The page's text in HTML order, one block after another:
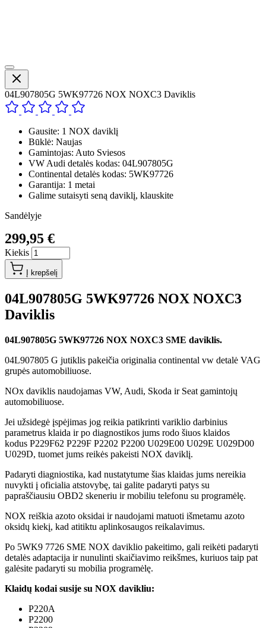
04L907805G 5WK97726 NOX NOXC3 Daviklis
Gausite: 1 NOX daviklį
Būklė: Naujas
Gamintojas: Auto Sviesos
VW Audi detalės kodas: 04L907805G
Continental detalės kodas: 5WK97726
Garantija: 1 metai
Galime sutaisyti seną daviklį, klauskite
Sandėlyje
299,95 €
Kiekis
Į krepšelį
04L907805G 5WK97726 NOX NOXC3
Daviklis
04L907805G 5WK97726 NOX NOXC3 SME daviklis.
04L907805 G jutiklis pakeičia originalia continental vw detalė VAG
grupės automobiliuose.
NOx daviklis naudojamas VW, Audi, Skoda ir Seat gamintojų
automobiliuose.
Jei užsidegė įspėjimas jog reikia patikrinti variklio darbinius
parametrus klaida ir po diagnostikos jums rodo šiuos klaidos
kodus P229F62 P229F P2202 P2200 U029E00 U029E U029D00
U029D, tuomet jums reikės pakeisti NOX daviklį.
Padaryti diagniostika, kad nustatytume šias klaidas jums nereikia
nuvykti į oficialia atstovybę, tai galite padaryti patys su
papraščiausiu OBD2 skeneriu ir mobiliu telefonu su programėlę.
NOX reiškia azoto oksidai ir naudojami matuoti išmetamu azoto
oksidų kiekį, kad atitiktu aplinkosaugos reikalavimus.
Po 5WK9 7726 SME NOX daviklio pakeitimo, gali reikėti padaryti
detalės adaptacija ir nunulinti skaičiavimo reikšmes, kuriuos taip pat
galėsite padaryti su mobilia programėlę.
Klaidų kodai susije su NOX davikliu:
P220A
P2200